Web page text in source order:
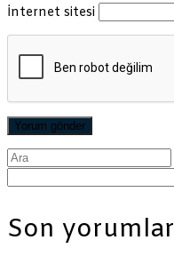
İnternet sitesi
Şunu
ara:
Son yorumlar